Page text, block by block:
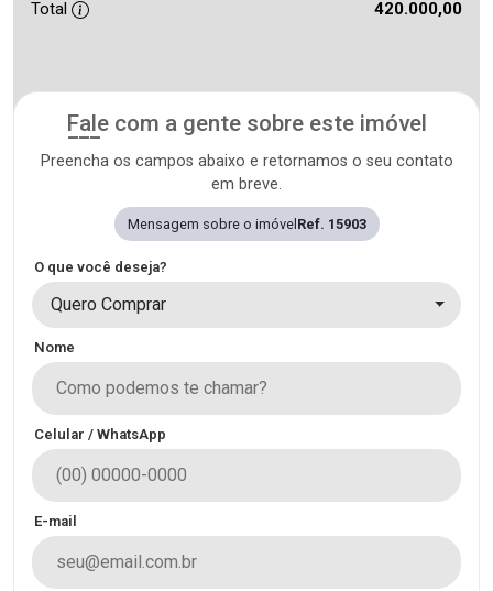
Total 420.000,00
Fale com a gente sobre este imóvel
Preencha os campos abaixo e retornamos o seu contato
em breve.
Mensagem sobre o imóvel Ref. 15903
O que você deseja?
Quero Comprar
Nome
Celular / WhatsApp
E-mail